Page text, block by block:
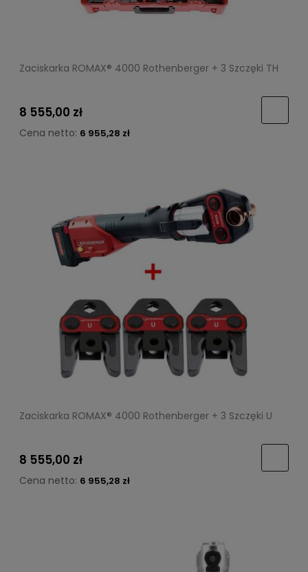
Zaciskarka ROMAX® 4000 Rothenberger + 3 Szczęki TH
8 555,00 zł
Cena netto: 6 955,28 zł
Zaciskarka ROMAX® 4000 Rothenberger + 3 Szczęki U
8 555,00 zł
Cena netto: 6 955,28 zł